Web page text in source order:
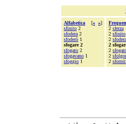
Alfabetica [« »]
sfinito 2
sfodera 2
sfoderò 1
sfogare 2
sfogato 2
sfogavano 1
sfoggio 1
2 sferza
2 sfinito
2 sfodera
2
2
2
2 sforniti